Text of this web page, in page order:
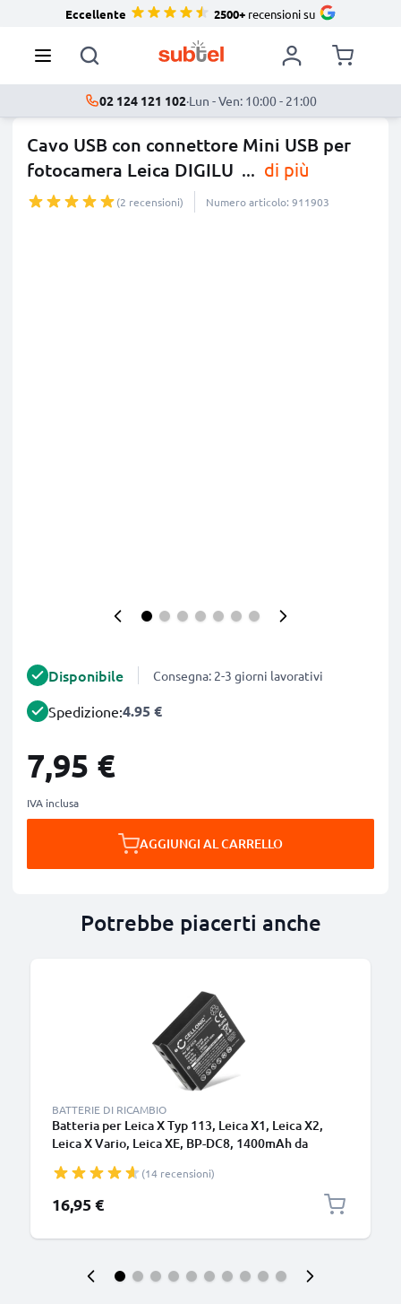
Eccellente 2500+recensioni su
02 124 121 102·Lun - Ven: 10:00 - 21:00
Cavo USB con connettore Mini USB per
fotocamera Leica DIGILU ... di più
(2 recensioni) Numero articolo: 911903
Disponibile Consegna: 2-3 giorni lavorativi
Spedizione:4.95 €
7,95 €
IVA inclusa
AGGIUNGI AL CARRELLO
Potrebbe piacerti anche
BATTERIE DI RICAMBIO
Batteria per Leica X Typ 113, Leica X1, Leica X2,
Leica X Vario, Leica XE, BP-DC8, 1400mAh da
(14 recensioni)
16,95 €